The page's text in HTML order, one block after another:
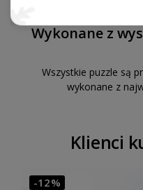
Wykonane z
Wszystkie puzzle są
wykonane z
Klienci
-12%